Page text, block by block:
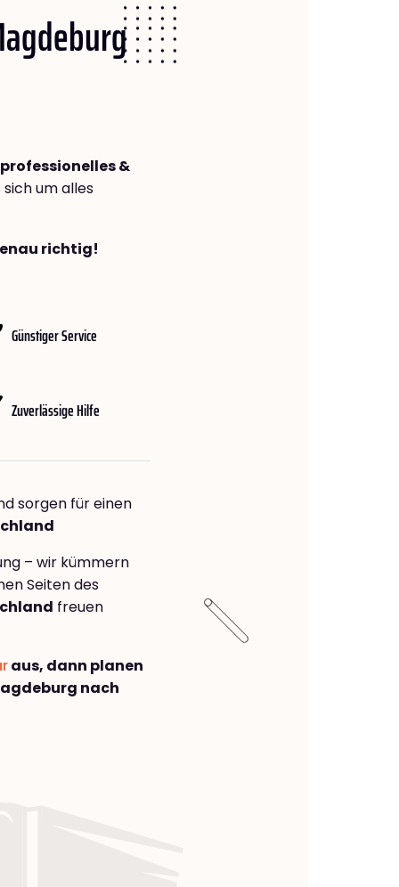
professionelles &
sich um alles
richtig!
Günstiger Service
Zuverlässige Hilfe
sorgen für einen
– wir kümmern
Seiten des
freuen
aus, dann planen
nach